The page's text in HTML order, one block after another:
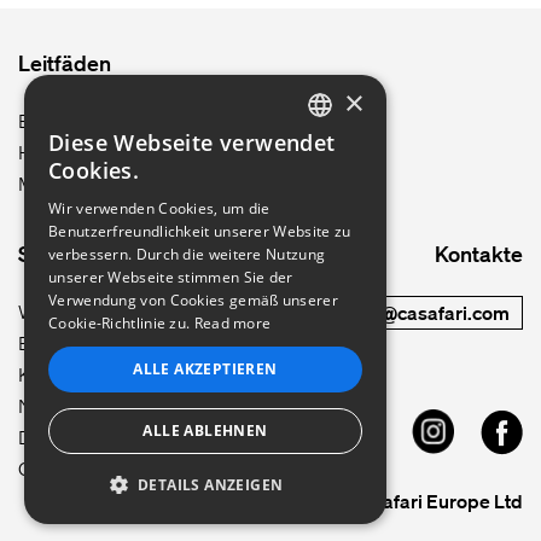
Leitfäden
Berlin
Hamburg
München
Site map
Wie es funktioniert
Blog
Karriere
Nutzungsbedingungen
Datenschutzpolitik
CRM
Kontakte
commercial@casafari.com
© 2026 Casafari Europe Ltd
ENGLISH
FRENCH
PORTUGUESE
×
Diese Webseite verwendet
Cookies.
Wir verwenden Cookies, um die
Benutzerfreundlichkeit unserer Website zu
verbessern. Durch die weitere Nutzung
unserer Webseite stimmen Sie der
Verwendung von Cookies gemäß unserer
Cookie-Richtlinie zu. Read more
ALLE AKZEPTIEREN
ALLE ABLEHNEN
DETAILS ANZEIGEN
UNBEDINGT ERFORDERLICH